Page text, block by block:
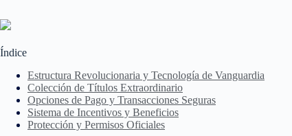
Índice
Estructura Revolucionaria y Tecnología de Vanguardia
Colección de Títulos Extraordinario
Opciones de Pago y Transacciones Seguras
Sistema de Incentivos y Beneficios
Protección y Permisos Oficiales